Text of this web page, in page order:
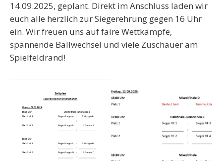
14.09.2025, geplant. Direkt im Anschluss laden wir
euch alle herzlich zur Siegerehrung gegen 16 Uhr
ein. Wir freuen uns auf faire Wettkämpfe,
spannende Ballwechsel und viele Zuschauer am
Spielfeldrand!